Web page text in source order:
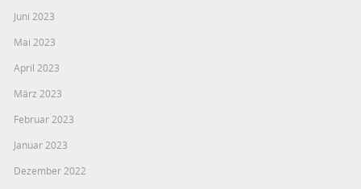
Juni 2023
Mai 2023
April 2023
März 2023
Februar 2023
Januar 2023
Dezember 2022